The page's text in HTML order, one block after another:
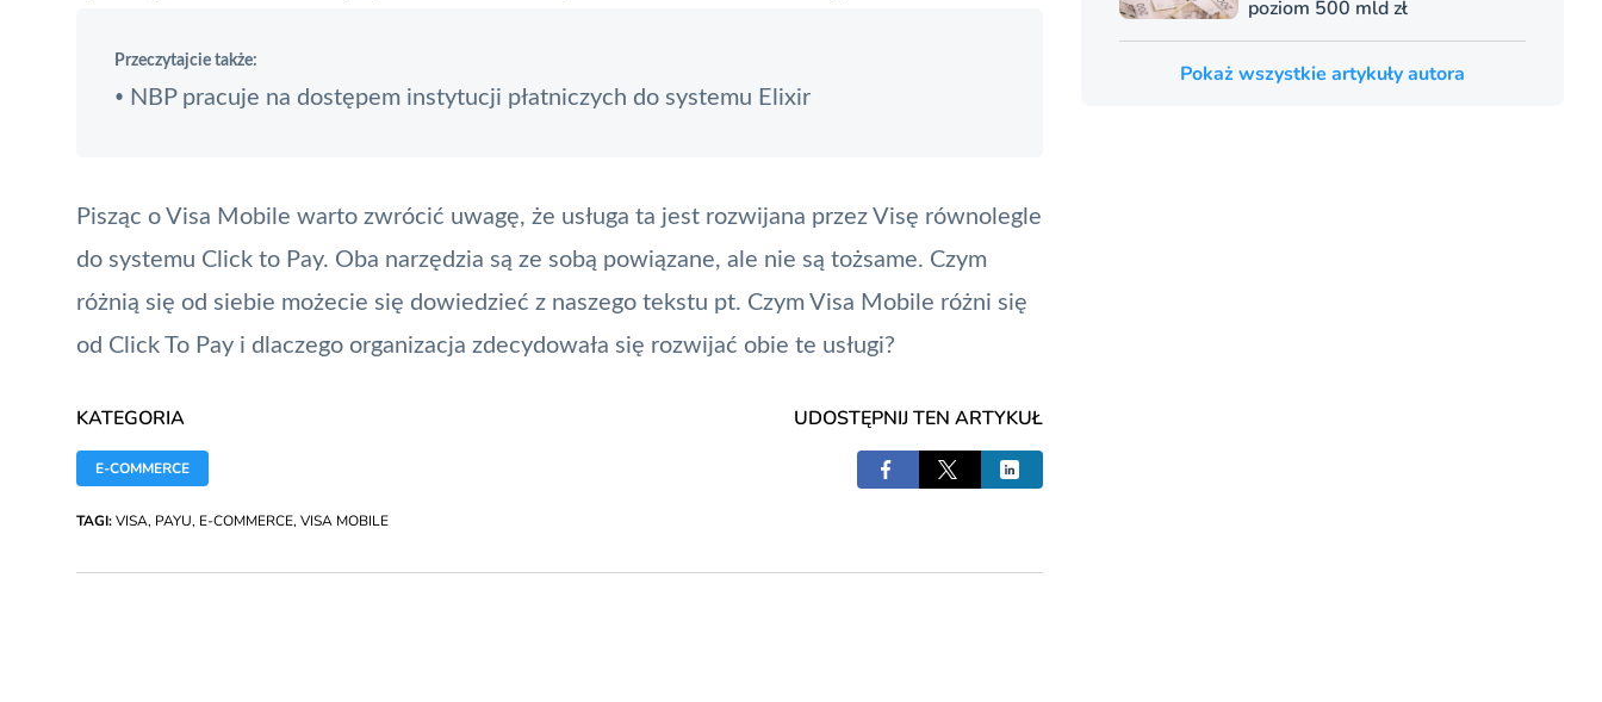
Przeczytajcie także:
• NBP pracuje na dostępem instytucji płatniczych do systemu Elixir
Pisząc o Visa Mobile warto zwrócić uwagę, że usługa ta jest rozwijana przez Visę równolegle
do systemu Click to Pay. Oba narzędzia są ze sobą powiązane, ale nie są tożsame. Czym
różnią się od siebie możecie się dowiedzieć z naszego tekstu pt. Czym Visa Mobile różni się
od Click To Pay i dlaczego organizacja zdecydowała się rozwijać obie te usługi?
KATEGORIA
E-COMMERCE
UDOSTĘPNIJ TEN ARTYKUŁ
TAGI:VISA, PAYU, E-COMMERCE, VISA MOBILE
poziom 500 mld zł
Pokaż wszystkie artykuły autora